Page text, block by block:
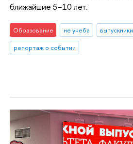
ближайшие 5–10 лет.
Образование не учеба выпускники
репортаж о событии